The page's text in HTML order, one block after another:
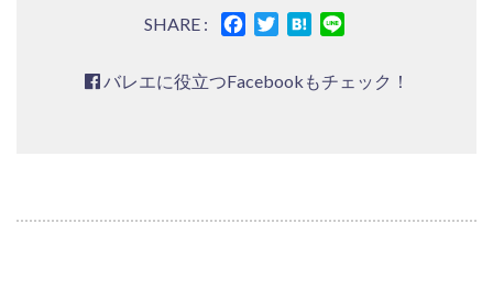
SHARE : FacebookTwitterHatena
バレエに役立つFacebookもチェック！